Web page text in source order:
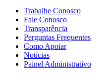
Trabalhe Conosco
Fale Conosco
Transparência
Perguntas Frequentes
Como Apoiar
Notícias
Painel Administrativo